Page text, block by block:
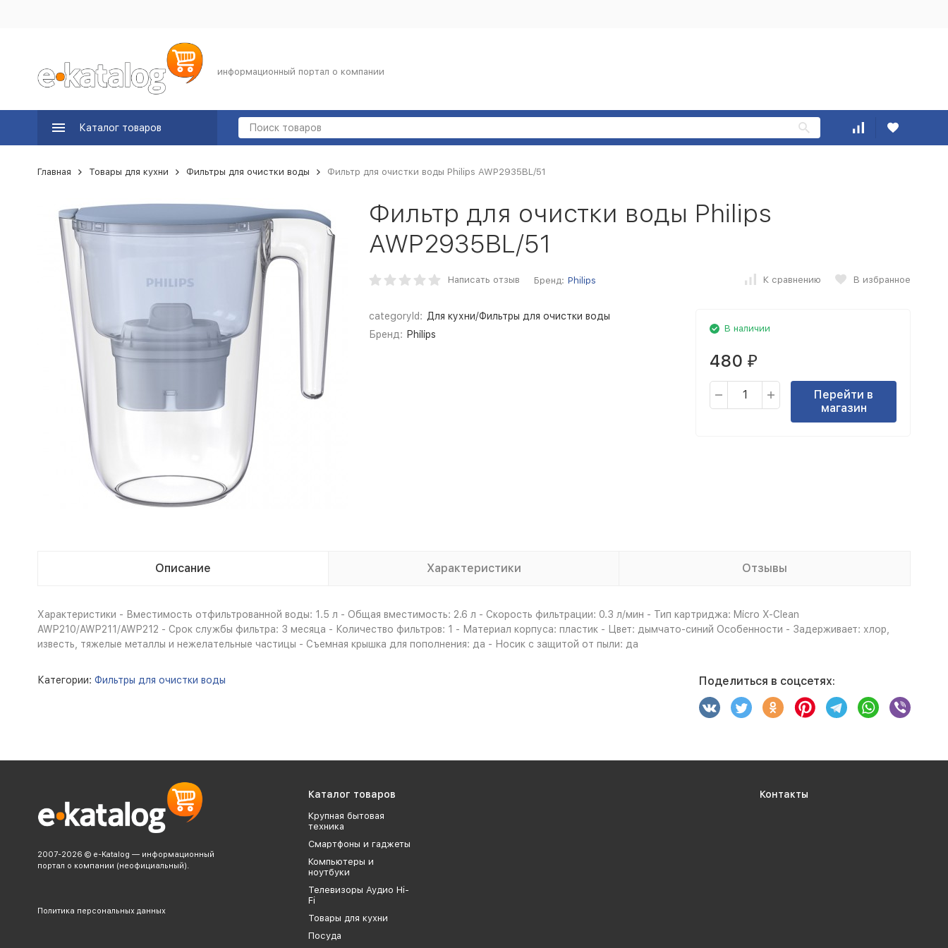
информационный портал о компании
Каталог товаров
Главная Товары для кухни Фильтры для очистки воды Фильтр для очистки воды Philips AWP2935BL/51
Фильтр для очистки воды Philips
AWP2935BL/51
Написать отзыв Бренд: Philips К сравнению В избранное
categoryId: Для кухни/Фильтры для очистки воды
Бренд: Philips
В наличии
480 ₽
Перейти в
магазин
Описание Характеристики Отзывы
Характеристики - Вместимость отфильтрованной воды: 1.5 л - Общая вместимость: 2.6 л - Скорость фильтрации: 0.3 л/мин - Тип картриджа: Micro X-Clean
AWP210/AWP211/AWP212 - Срок службы фильтра: 3 месяца - Количество фильтров: 1 - Материал корпуса: пластик - Цвет: дымчато-синий Особенности - Задерживает: хлор,
известь, тяжелые металлы и нежелательные частицы - Съемная крышка для пополнения: да - Носик с защитой от пыли: да
Категории: Фильтры для очистки воды Поделиться в соцсетях:
2007-2026 © e-Katalog — информационный
портал о компании (неофициальный).
Политика персональных данных
Каталог товаров
Крупная бытовая
техника
Смартфоны и гаджеты
Компьютеры и
ноутбуки
Телевизоры Аудио Hi-
Fi
Товары для кухни
Посуда
Контакты